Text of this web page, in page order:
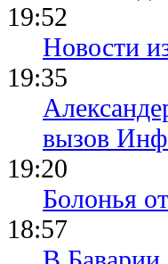
19:52
Новости
19:35
вызов
19:20
Болонья
18:57